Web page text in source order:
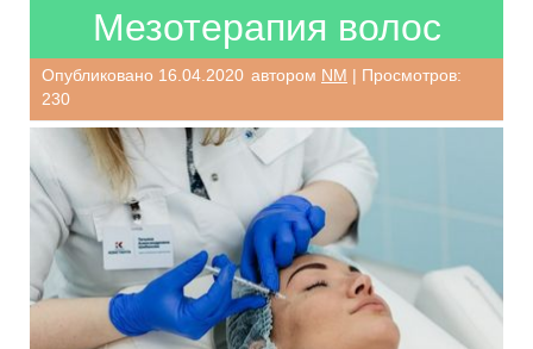
:
Мезотерапия волос
Опубликовано 16.04.2020 автором NM | Просмотров:
230